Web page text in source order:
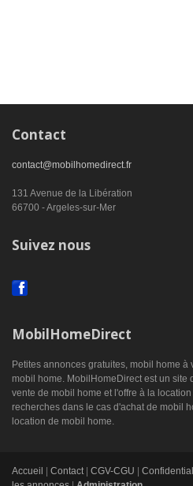
Contact
contact@mobilhomedirect.fr
131 Avenue de la Libération
66700 - Argeles-sur-Mer
Suivez nous
MobilHomeDirect
Petites annonces gratuites, mobil home
mobil home. MobilHomeDirect est un site
vente de mobil home et l'offre à la
recherches dans le cas d'achat de mobil
location de mobil home.
Accueil Contact| CGV-CGU